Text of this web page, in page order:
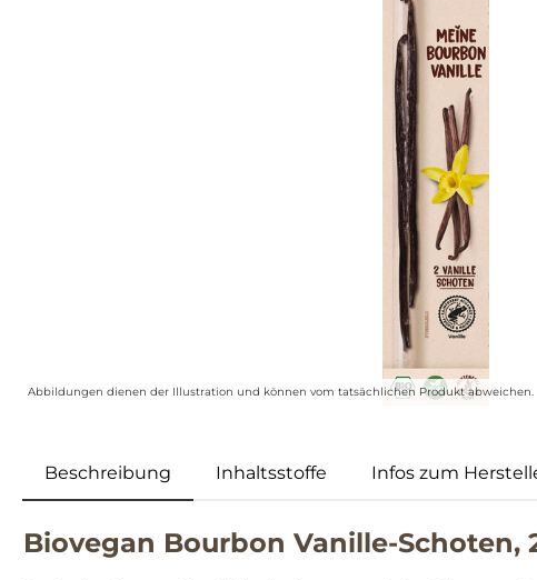
Abbildungen dienen der Illustration und können vom tatsächlichen Produkt abweichen.
Beschreibung Inhaltsstoffe Infos zum
Biovegan Bourbon Vanille-Schoten,